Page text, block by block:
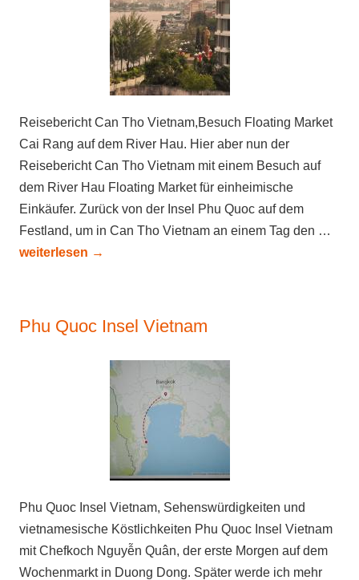
Reisebericht Can Tho Vietnam,Besuch Floating Market
Cai Rang auf dem River Hau. Hier aber nun der
Reisebericht Can Tho Vietnam mit einem Besuch auf
dem River Hau Floating Market für einheimische
Einkäufer. Zurück von der Insel Phu Quoc auf dem
Festland, um in Can Tho Vietnam an einem Tag den …
weiterlesen →
Phu Quoc Insel Vietnam
Phu Quoc Insel Vietnam, Sehenswürdigkeiten und
vietnamesische Köstlichkeiten Phu Quoc Insel Vietnam
mit Chefkoch Nguyễn Quân, der erste Morgen auf dem
Wochenmarkt in Duong Dong. Später werde ich mehr